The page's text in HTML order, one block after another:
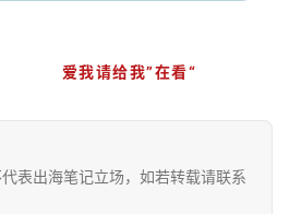
爱我请给我”在看“
表出海笔记立场，如若转载请联系